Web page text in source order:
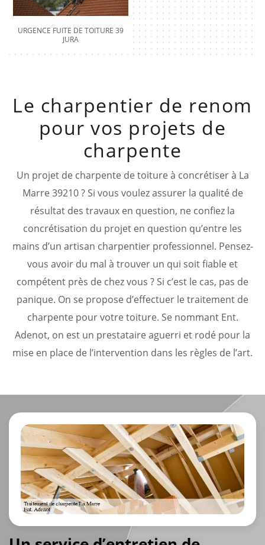
URGENCE FUITE DE TOITURE 39
JURA
Le charpentier de renom
pour vos projets de
charpente
Un projet de charpente de toiture à concrétiser à La
Marre 39210 ? Si vous voulez assurer la qualité de
résultat des travaux en question, ne confiez la
concrétisation du projet en question qu’entre les
mains d’un artisan charpentier professionnel. Pensez-
vous avoir du mal à trouver un qui soit fiable et
compétent près de chez vous ? Si c’est le cas, pas de
panique. On se propose d’effectuer le traitement de
charpente pour votre toiture. Se nommant Ent.
Adenot, on est un prestataire aguerri et rodé pour la
mise en place de l’intervention dans les règles de l’art.